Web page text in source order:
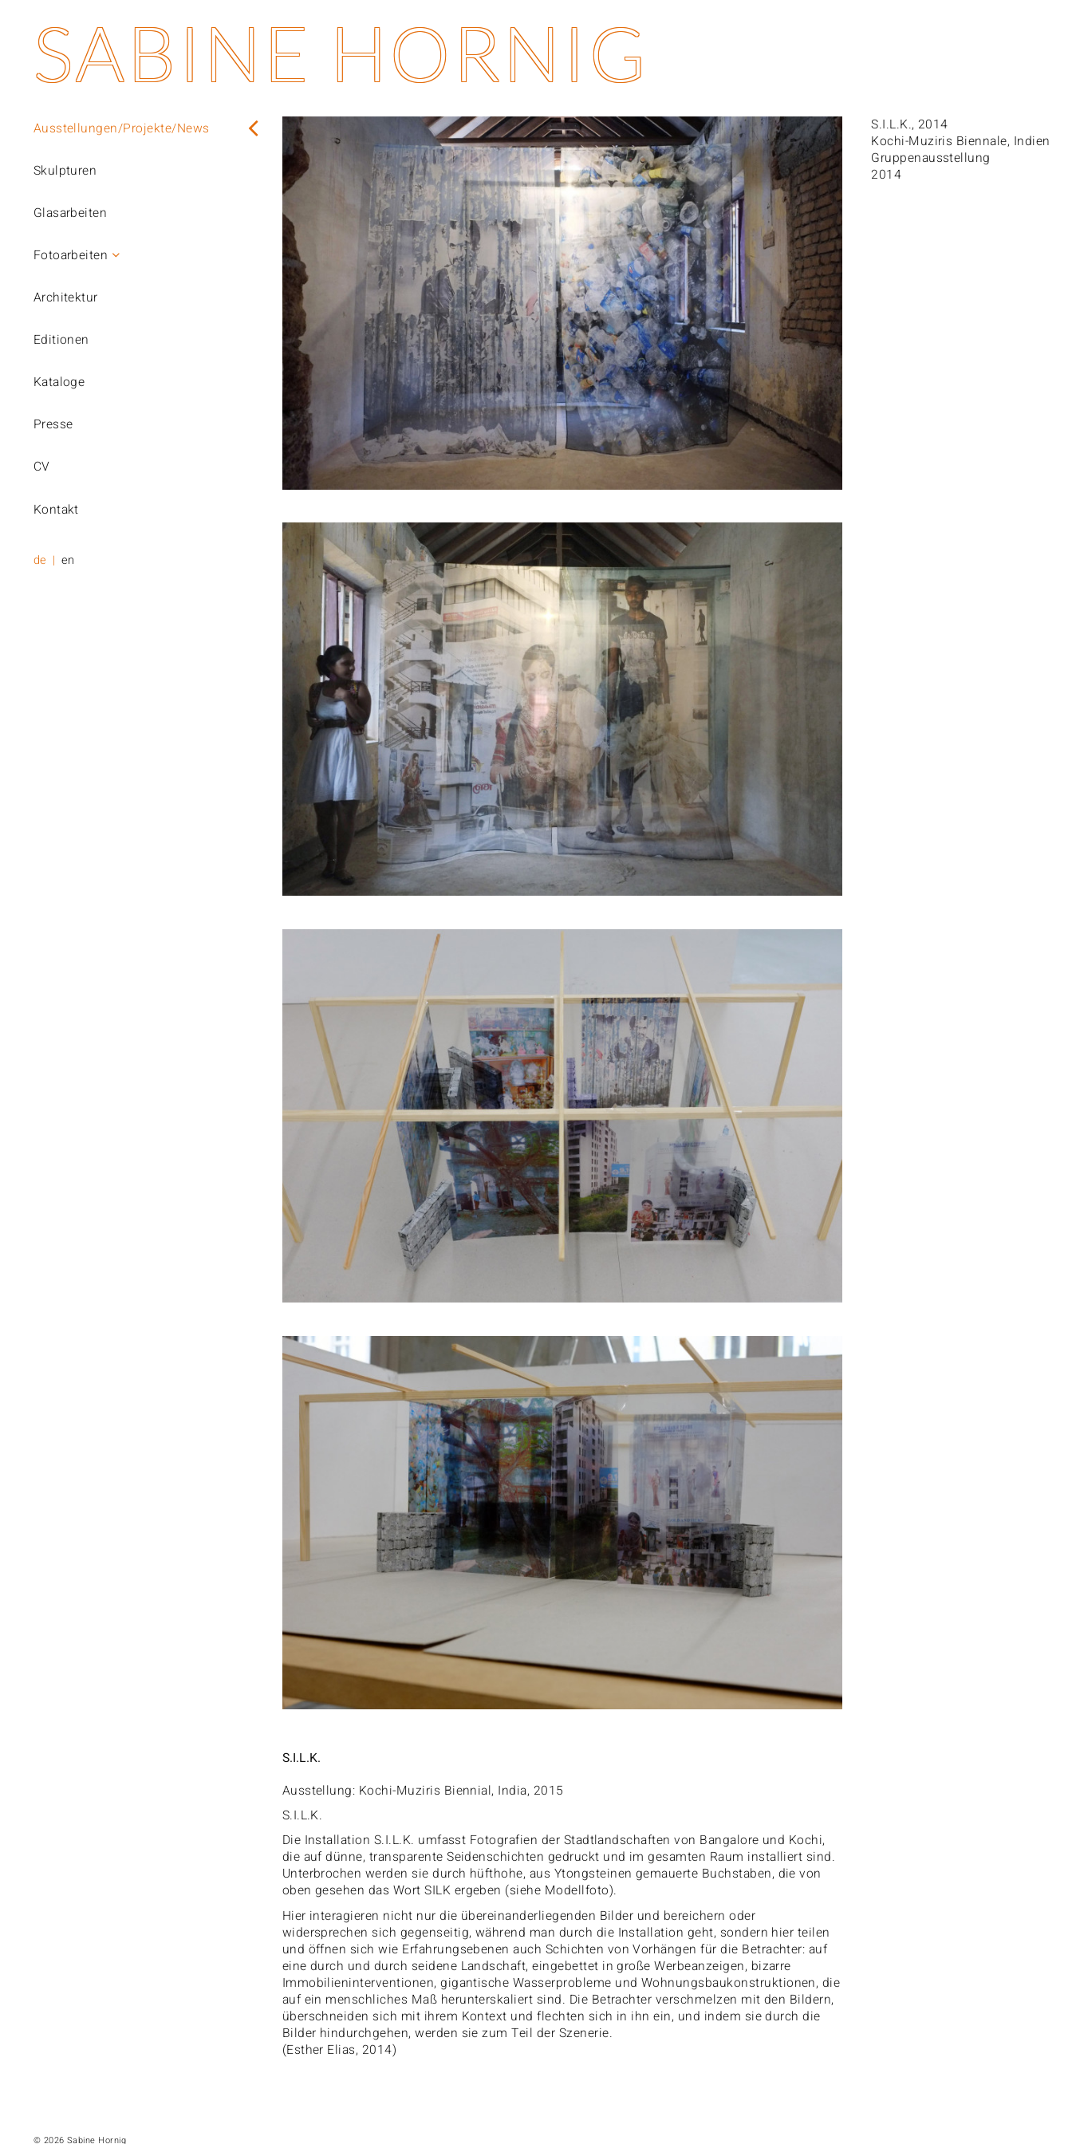
SABINE HORNIG
Ausstellungen/Projekte/News
Skulpturen
Glasarbeiten
Fotoarbeiten
Architektur
Editionen
Kataloge
Presse
CV
Kontakt
de en
S.I.L.K., 2014
Kochi-Muziris Biennale, Indien
Gruppenausstellung
2014
S.I.L.K.
Ausstellung: Kochi-Muziris Biennial, India, 2015
S.I.L.K.
Die Installation S.I.L.K. umfasst Fotografien der Stadtlandschaften von Bangalore und Kochi,
die auf dünne, transparente Seidenschichten gedruckt und im gesamten Raum installiert sind.
Unterbrochen werden sie durch hüfthohe, aus Ytongsteinen gemauerte Buchstaben, die von
oben gesehen das Wort SILK ergeben (siehe Modellfoto).
Hier interagieren nicht nur die übereinanderliegenden Bilder und bereichern oder
widersprechen sich gegenseitig, während man durch die Installation geht, sondern hier teilen
und öffnen sich wie Erfahrungsebenen auch Schichten von Vorhängen für die Betrachter: auf
eine durch und durch seidene Landschaft, eingebettet in große Werbeanzeigen, bizarre
Immobilieninterventionen, gigantische Wasserprobleme und Wohnungsbaukonstruktionen, die
auf ein menschliches Maß herunterskaliert sind. Die Betrachter verschmelzen mit den Bildern,
überschneiden sich mit ihrem Kontext und flechten sich in ihn ein, und indem sie durch die
Bilder hindurchgehen, werden sie zum Teil der Szenerie.
(Esther Elias, 2014)
© 2026 Sabine Hornig